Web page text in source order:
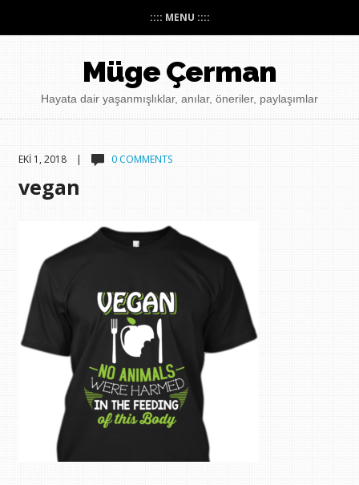
:::: MENU ::::
Müge Çerman
Hayata dair yaşanmışlıklar, anılar, öneriler, paylaşımlar
EKI 1, 2018 | 0 COMMENTS
vegan